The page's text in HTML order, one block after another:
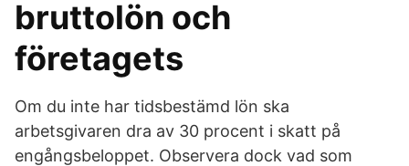
bruttolön och
företagets
Om du inte har tidsbestämd lön ska
arbetsgivaren dra av 30 procent i skatt på
engångsbeloppet. Observera dock vad som